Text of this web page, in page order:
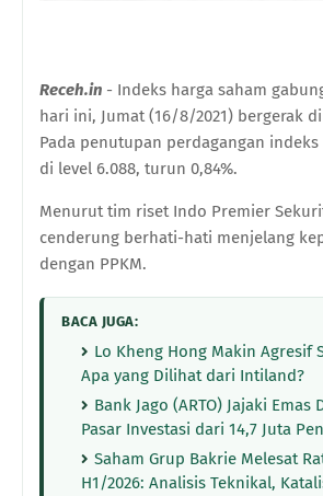
Receh.in - Indeks harga saham
hari ini, Jumat (16/8/2021) bergerak
Pada penutupan perdagangan
di level 6.088, turun 0,84%.
Menurut tim riset Indo Premier
cenderung berhati-hati menjelang
dengan PPKM.
BACA JUGA:
Lo Kheng Hong Makin Agresif
Apa yang Dilihat dari Intiland?
Bank Jago (ARTO) Jajaki Emas
Pasar Investasi dari 14,7 Juta
Saham Grup Bakrie Melesat
H1/2026: Analisis Teknikal,